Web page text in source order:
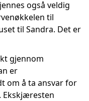
også veldig
til
til Sandra. Det er
gjennom
er
om å ta ansvar for
Ekskjæresten